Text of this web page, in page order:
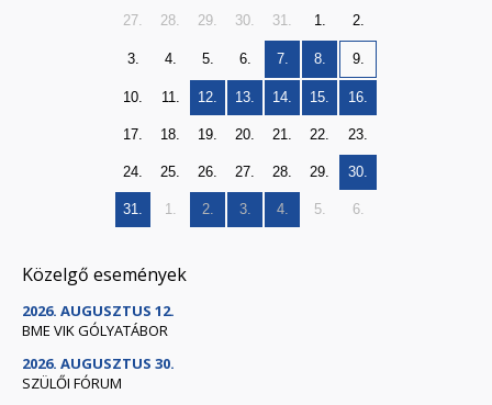
27. 28. 29. 30. 31. 1. 2.
3. 4. 5. 6. 7. 8. 9.
10. 11. 12. 13. 14. 15. 16.
17. 18. 19. 20. 21. 22. 23.
24. 25. 26. 27. 28. 29. 30.
31. 1. 2. 3. 4. 5. 6.
Közelgő események
2026. AUGUSZTUS 12.
BME VIK GÓLYATÁBOR
2026. AUGUSZTUS 30.
SZÜLŐI FÓRUM